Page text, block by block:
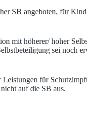
SB angeboten, für
mit höherer/ hoher
sei noch
Leistungen für
auf die SB aus.